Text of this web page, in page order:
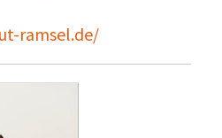
ramsel.de/